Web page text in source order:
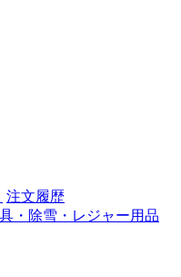
注文履歴